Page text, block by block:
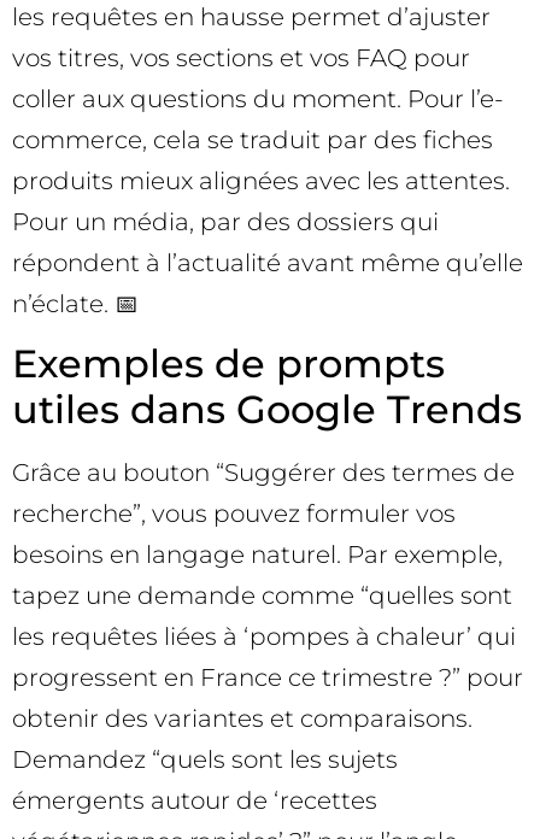
les requêtes en hausse permet d’ajuster
vos titres, vos sections et vos FAQ pour
coller aux questions du moment. Pour l’e-
commerce, cela se traduit par des fiches
produits mieux alignées avec les attentes.
Pour un média, par des dossiers qui
répondent à l’actualité avant même qu’elle
n’éclate. 📅
Exemples de prompts
utiles dans Google Trends
Grâce au bouton “Suggérer des termes de
recherche”, vous pouvez formuler vos
besoins en langage naturel. Par exemple,
tapez une demande comme “quelles sont
les requêtes liées à ‘pompes à chaleur’ qui
progressent en France ce trimestre ?” pour
obtenir des variantes et comparaisons.
Demandez “quels sont les sujets
émergents autour de ‘recettes